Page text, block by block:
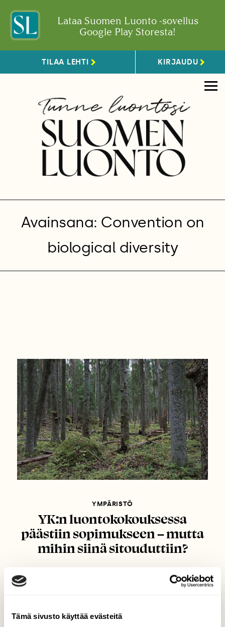
Tämä sivusto käyttää evästeitä
Lataa Suomen Luonto -sovellus
Google Play Storesta!
TILAA LEHTI KIRJAUDU
Avainsana: Convention on
biological diversity
YMPÄRISTÖ
YK:n luontokokouksessa
päästiin sopimukseen – mutta
mihin siinä sitouduttiin?